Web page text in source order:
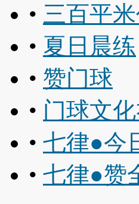
• 三百平
• 夏日晨练
• 赞门球
• 门球文
• 七律●今
• 七律●赞